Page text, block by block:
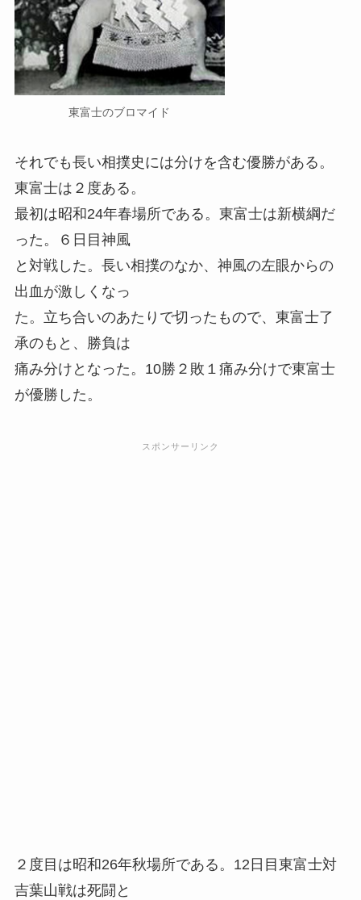
東富士のブロマイド
それでも長い相撲史には分けを含む優勝がある。
東富士は２度ある。
最初は昭和24年春場所である。東富士は新横綱だ
った。６日目神風
と対戦した。長い相撲のなか、神風の左眼からの
出血が激しくなっ
た。立ち合いのあたりで切ったもので、東富士了
承のもと、勝負は
痛み分けとなった。10勝２敗１痛み分けで東富士
が優勝した。
スポンサーリンク
２度目は昭和26年秋場所である。12日目東富士対
吉葉山戦は死闘と